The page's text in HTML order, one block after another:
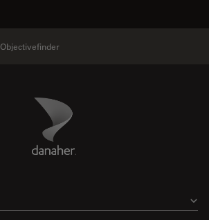
Objectivefinder
Danaher Logo